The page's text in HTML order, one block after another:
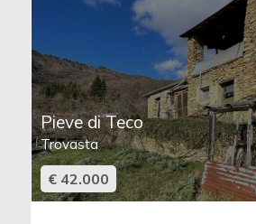
Pieve di Teco
Trovasta
€ 42.000